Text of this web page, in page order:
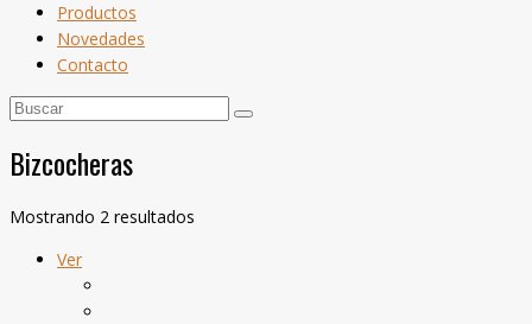
Productos
Novedades
Contacto
Bizcocheras
Mostrando 2 resultados
Ver